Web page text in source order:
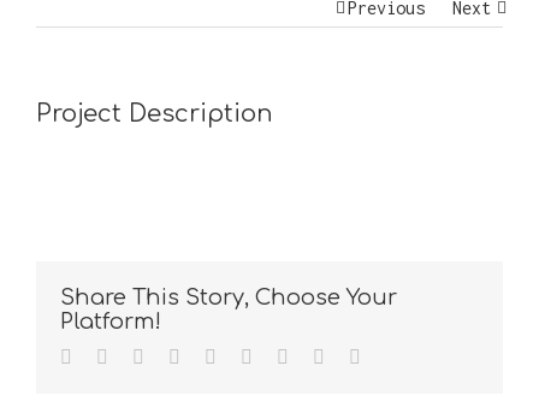
Previous Next
Project Description
Share This Story, Choose Your
Platform!